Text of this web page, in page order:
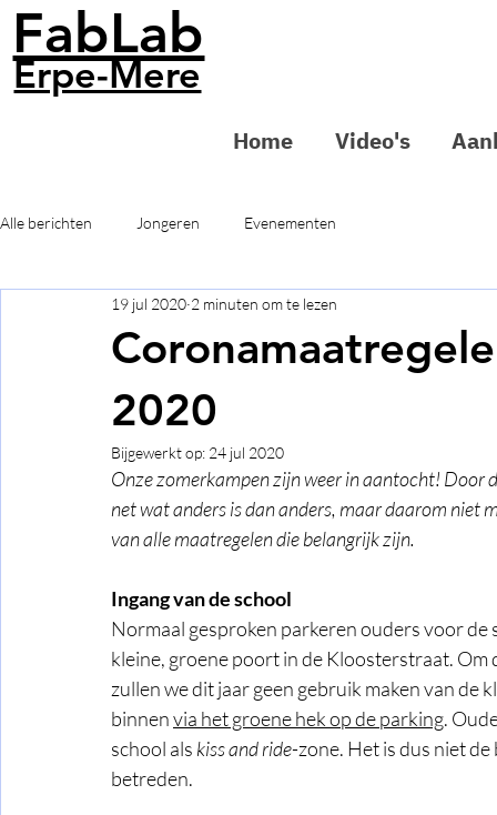
FabLab
Erpe-Mere
Home Video's
Alle berichten Jongeren Evenementen
2020
19 jul 2020 2 minuten om te lezen
Bijgewerkt op: 24 jul 2020
Onze zomerkampen zijn weer in aantocht! Door
net wat anders is dan anders, maar daarom niet
van alle maatregelen die belangrijk zijn.
Ingang van de school
Normaal gesproken parkeren ouders voor
kleine, groene poort in de Kloosterstraat.
zullen we dit jaar geen gebruik maken van de
binnen via het groene hek op de parking.
school als kiss and ride-zone. Het is dus niet
betreden.